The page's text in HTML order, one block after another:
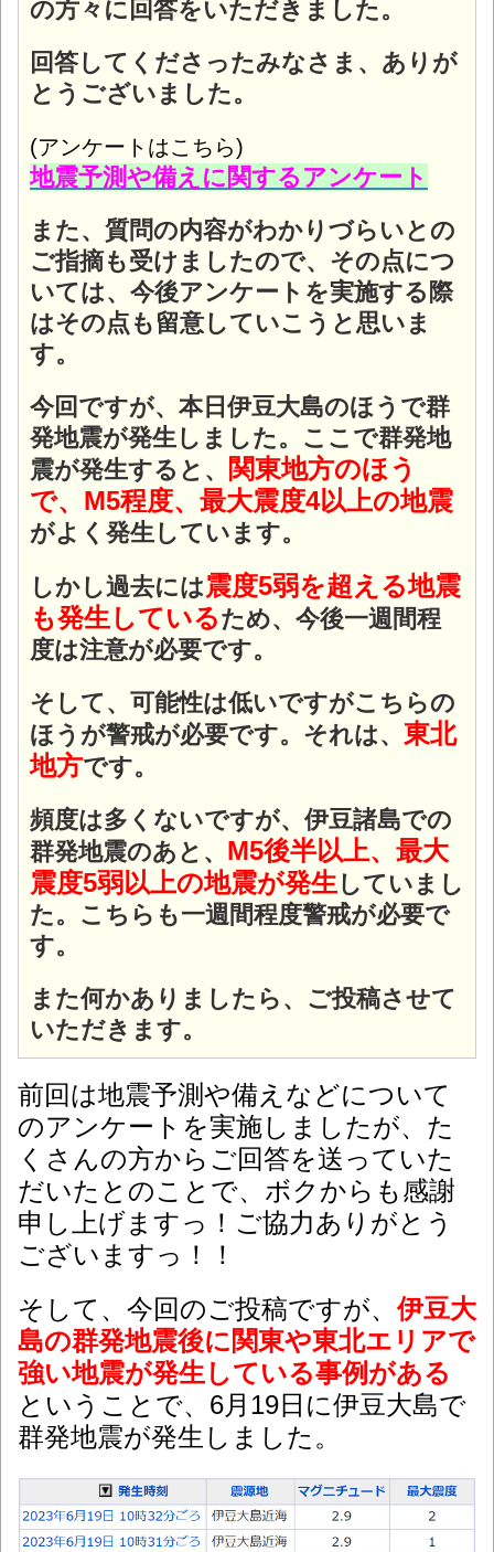
の方々に回答をいただきました。
回答してくださったみなさま、ありが
とうございました。
(アンケートはこちら)
地震予測や備えに関するアンケート
また、質問の内容がわかりづらいとの
ご指摘も受けましたので、その点につ
いては、今後アンケートを実施する際
はその点も留意していこうと思いま
す。
今回ですが、本日伊豆大島のほうで群
発地震が発生しました。 ここで群発地
震が発生すると、
関東地方のほう
で、M5程度、最大震度4以上の地震
がよく発生しています。
しかし過去には震度5弱を超える地震
も発生しているため、今後一週間程
度は注意が必要です。
そして、可能性は低いですがこちらの
ほうが警戒が必要です。それは、 東北
地方です。
頻度は多くないですが、伊豆諸島での
群発地震のあと、 M5後半以上、最大
震度5弱以上の地震が発生していまし
た。こちらも一週間程度警戒が必要で
す。
また何かありましたら、ご投稿させて
いただきます。
前回は地震予測や備えなどについて
のアンケートを実施しましたが、た
くさんの方からご回答を送っていた
だいたとのことで、ボクからも感謝
申し上げますっ！ご協力ありがとう
ございますっ！！
そして、今回のご投稿ですが、伊豆大
島の群発地震後に関東や東北エリアで
強い地震が発生している事例がある
ということで、6月19日に伊豆大島で
群発地震が発生しました。